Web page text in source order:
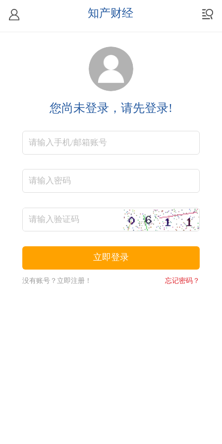
知产财经
您尚未登录，请先登录!
忘记密码？
没有账号？立即注册！